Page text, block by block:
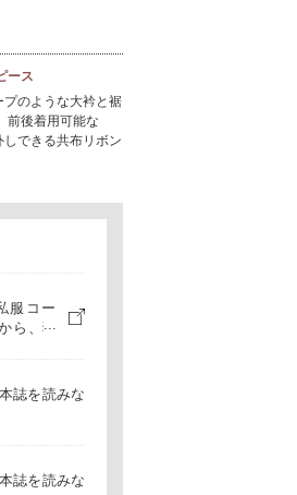
ース
のような大衿と裾
前後着用可能な
できる共布リボン
服コー
ら、猛
誌を読みな
誌を読みな